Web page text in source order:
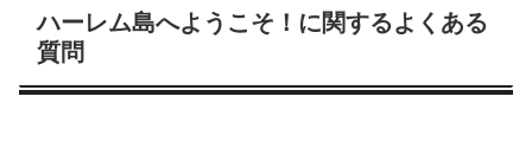
ハーレム島へようこそ！に関するよくある
質問